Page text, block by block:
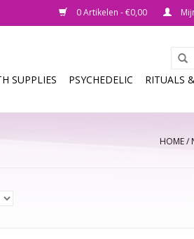
0 Artikelen - €0,00
SUPPLIES PSYCHEDELIC RITUALS
HOME/